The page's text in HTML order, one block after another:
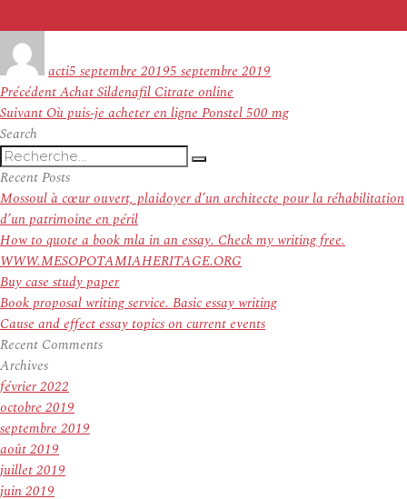
actile
5 septembre 20195 septembre 2019
Navigation
de
l’article
PrécédentArticle
précédent :
Achat Sildenafil Citrate online
Suivant Article
Où puis-je acheter en ligne Ponstel 500 mg
Search
Recherche
pour
:
Recherche
Recent Posts
Mossoul à cœur ouvert, plaidoyer d’un architecte pour la réhabilitation
d’un patrimoine en péril
How to quote a book mla in an essay. Check my writing free.
WWW.MESOPOTAMIAHERITAGE.ORG
Buy case study paper
Book proposal writing service. Basic essay writing
Cause and effect essay topics on current events
Recent Comments
Archives
février 2022
octobre 2019
septembre 2019
août 2019
juillet 2019
juin 2019